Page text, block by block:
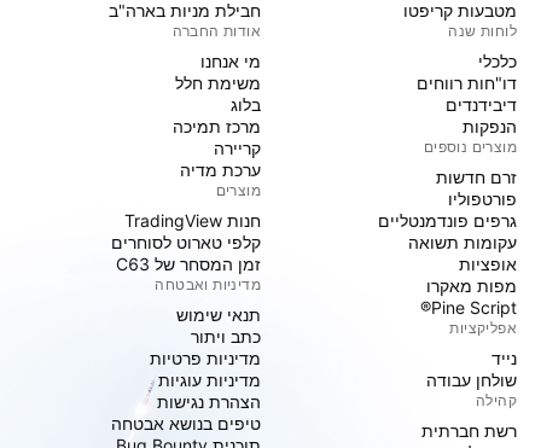
מטבעות קריפטו
לוחות שנה
כלכלי
דו"חות רווחים
דיבידנדים
הנפקות
מוצרים נוספים
זרם חדשות
פורטפוליו
גרפים פונדמנטליים
עקומות תשואה
אופציות
מפות מאקרו
Pine Script®
אפליקציות
נייד
שולחן עבודה
קהילה
רשת חברתית
חבילת מניות בארה"ב
אודות החברה
מי אנחנו
משימת חלל
בלוג
מרכז תמיכה
קריירה
ערכת מדיה
מוצרים
חנות TradingView
קלפי טארוט לסוחרים
זמן המסחר של C63
מדיניות ואבטחה
תנאי שימוש
כתב ויתור
מדיניות פרטיות
מדיניות עוגיות
הצהרת נגישות
טיפים בנושא אבטחה